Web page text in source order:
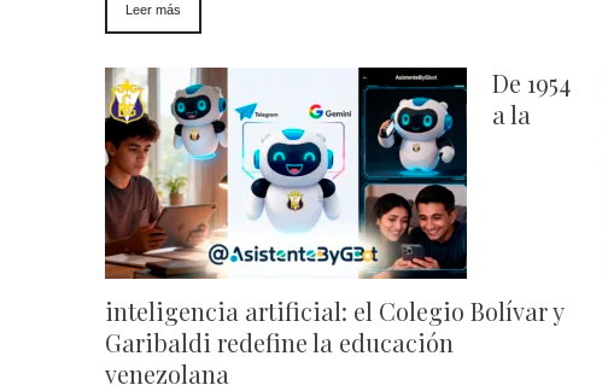
Leer más
De 1954
a la
inteligencia artificial: el Colegio Bolívar y
Garibaldi redefine la educación
venezolana